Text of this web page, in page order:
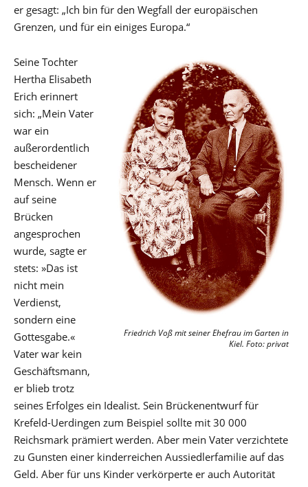
er gesagt: „Ich bin für den Wegfall der europäischen
Grenzen, und für ein einiges Europa.“
Friedrich Voß mit seiner Ehefrau im Garten in
Kiel. Foto: privat
Seine Tochter
Hertha Elisabeth
Erich erinnert
sich: „Mein Vater
war ein
außerordentlich
bescheidener
Mensch. Wenn er
auf seine
Brücken
angesprochen
wurde, sagte er
stets: »Das ist
nicht mein
Verdienst,
sondern eine
Gottesgabe.«
Vater war kein
Geschäftsmann,
er blieb trotz
seines Erfolges ein Idealist. Sein Brückenentwurf für
Krefeld-Uerdingen zum Beispiel sollte mit 30 000
Reichsmark prämiert werden. Aber mein Vater verzichtete
zu Gunsten einer kinderreichen Aussiedlerfamilie auf das
Geld. Aber für uns Kinder verkörperte er auch Autorität